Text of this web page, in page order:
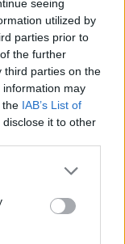
seeing
utilized by
parties prior to
the further
third parties on the
information may
the IAB’s List of
it to other
or more Google
You may click to
party tags to
in below Google
νέα